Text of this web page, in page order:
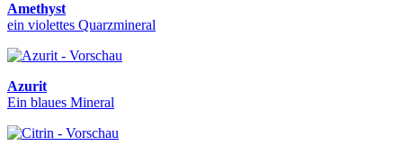
Amethyst
ein violettes Quarzmineral
Azurit
Ein blaues Mineral